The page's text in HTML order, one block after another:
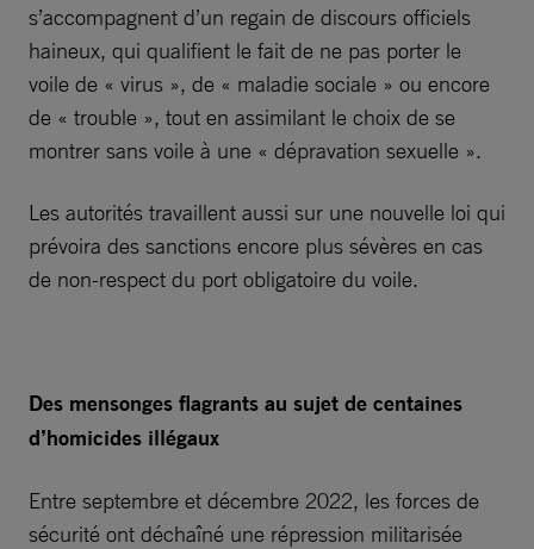
s’accompagnent d’un regain de discours officiels
haineux, qui qualifient le fait de ne pas porter le
voile de « virus », de « maladie sociale » ou encore
de « trouble », tout en assimilant le choix de se
montrer sans voile à une « dépravation sexuelle ».
Les autorités travaillent aussi sur une nouvelle loi qui
prévoira des sanctions encore plus sévères en cas
de non-respect du port obligatoire du voile.
Des mensonges flagrants au sujet de centaines
d’homicides illégaux
Entre septembre et décembre 2022, les forces de
sécurité ont déchaîné une répression militarisée